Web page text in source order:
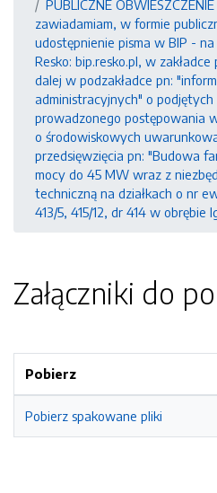
PUBLICZNE
zawiadamiam, w formie
udostępnienie pisma w BIP -
Resko: bip.resko.pl, w
dalej w podzakładce pn:
administracyjnych" o
prowadzonego postępowania
o środowiskowych
przedsięwzięcia pn: "Budowa
mocy do 45 MW wraz z
techniczną na działkach o nr
413/5, 415/12, dr 414 w obrębie
Załączniki do
Pobierz
Pobierz spakowane pliki